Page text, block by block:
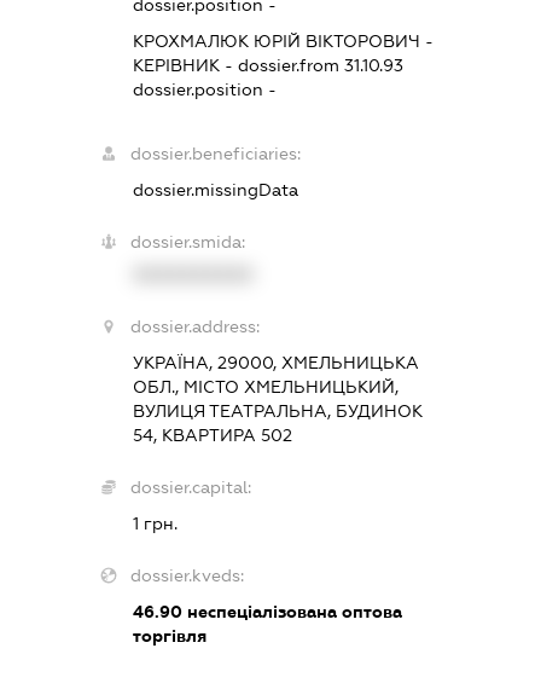
dossier.position -
КРОХМАЛЮК ЮРІЙ ВІКТОРОВИЧ -
КЕРІВНИК - dossier.from 31.10.93
dossier.position -
dossier.beneficiaries:
dossier.missingData
dossier.smida:
dossier.address:
УКРАЇНА, 29000, ХМЕЛЬНИЦЬКА
ОБЛ., МІСТО ХМЕЛЬНИЦЬКИЙ,
ВУЛИЦЯ ТЕАТРАЛЬНА, БУДИНОК
54, КВАРТИРА 502
dossier.capital:
1 грн.
dossier.kveds:
46.90неспеціалізована оптова
торгівля